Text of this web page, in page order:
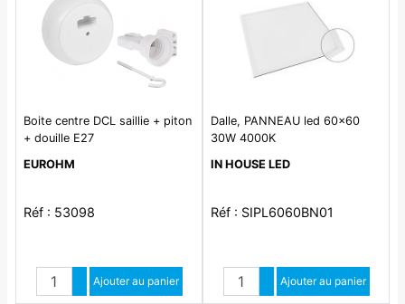
Boite centre DCL saillie + piton
+ douille E27
EUROHM
Réf : 53098
Quantité
Augmenter quantité
Diminuer quantité
Ajouter au panier
Dalle, PANNEAU led 60x60
30W 4000K
IN HOUSE LED
Réf : SIPL6060BN01
Quantité
Augmenter quantité
Diminuer quantité
Ajouter au panier